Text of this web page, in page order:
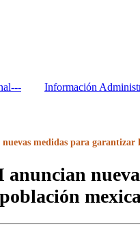
Información
medidas para garantizar